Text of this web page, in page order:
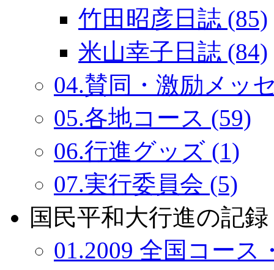
竹田昭彦日誌 (85)
米山幸子日誌 (84)
04.賛同・激励メッ
05.各地コース (59)
06.行進グッズ (1)
07.実行委員会 (5)
国民平和大行進の記録
01.2009 全国コース